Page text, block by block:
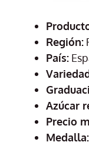
Región:
País:
Azúcar
Precio
Medalla: